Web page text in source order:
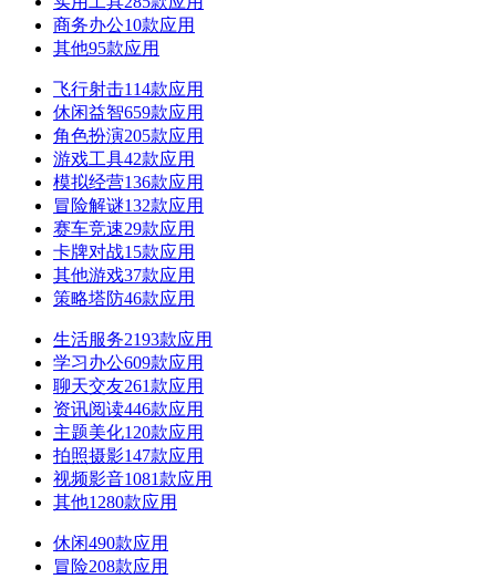
商务办公10款应用
其他95款应用
飞行射击114款应用
休闲益智659款应用
角色扮演205款应用
游戏工具42款应用
模拟经营136款应用
冒险解谜132款应用
赛车竞速29款应用
卡牌对战15款应用
其他游戏37款应用
策略塔防46款应用
生活服务2193款应用
学习办公609款应用
聊天交友261款应用
资讯阅读446款应用
主题美化120款应用
拍照摄影147款应用
视频影音1081款应用
其他1280款应用
休闲490款应用
冒险208款应用